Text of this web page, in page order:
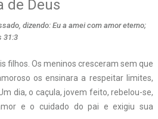
de Deus
dizendo: Eu a amei com amor eterno;
31:3
filhos. Os meninos cresceram sem que
os ensinara a respeitar limites,
dia, o caçula, jovem feito, rebelou-se,
e o cuidado do pai e exigiu sua